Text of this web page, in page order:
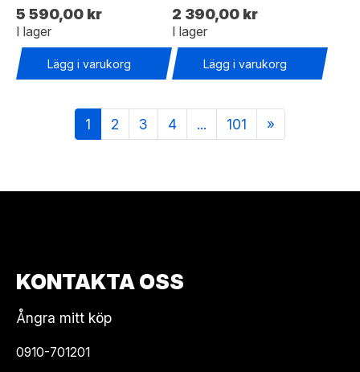
5 590,00 kr
I lager
Lägg i varukorg
2 390,00 kr
I lager
Lägg i varukorg
1 2 3 4 ... 101 »
KONTAKTA OSS
Ångra mitt köp
0910-701201